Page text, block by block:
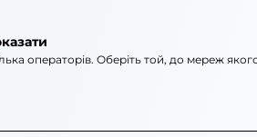
операторів. Оберіть той, до мереж